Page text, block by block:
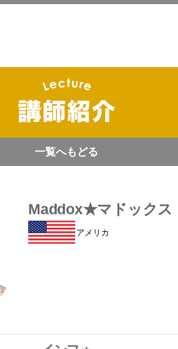
一覧へもどる
Maddox★マドックス
アメリカ